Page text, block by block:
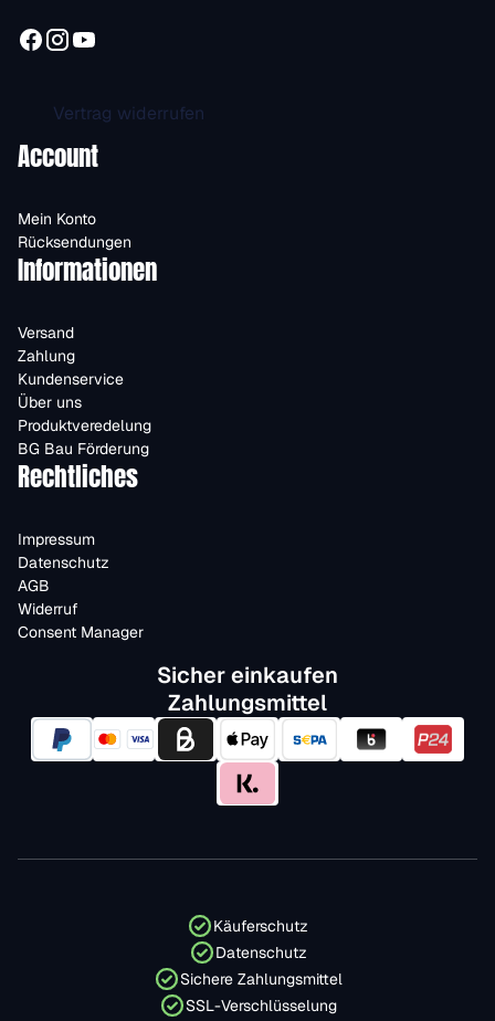
Vertrag widerrufen
Account
Mein Konto
Rücksendungen
Informationen
Versand
Zahlung
Kundenservice
Über uns
Produktveredelung
BG Bau Förderung
Rechtliches
Impressum
Datenschutz
AGB
Widerruf
Consent Manager
Sicher einkaufen
Zahlungsmittel
Käuferschutz
Datenschutz
Sichere Zahlungsmittel
SSL-Verschlüsselung